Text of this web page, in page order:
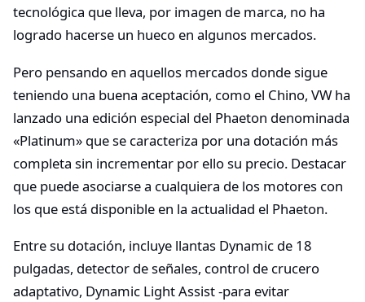
tecnológica que lleva, por imagen de marca, no ha
logrado hacerse un hueco en algunos mercados.
Pero pensando en aquellos mercados donde sigue
teniendo una buena aceptación, como el Chino, VW ha
lanzado una edición especial del Phaeton denominada
«Platinum» que se caracteriza por una dotación más
completa sin incrementar por ello su precio. Destacar
que puede asociarse a cualquiera de los motores con
los que está disponible en la actualidad el Phaeton.
Entre su dotación, incluye llantas Dynamic de 18
pulgadas, detector de señales, control de crucero
adaptativo, Dynamic Light Assist -para evitar